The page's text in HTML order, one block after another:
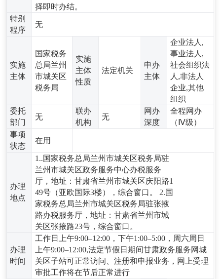
择即时办结。
特别
程序
无
实施
主体
国家税务
总局兰州
市城关区
税务局
实施
主体
性质
法定机关
申办
主体
企业法人,
事业法人,
社会组织法
人,非法人
企业,其他
组织
委托
部门
无
联办
机构
无
网办
深度
全程网办
（Ⅳ级）
事项
状态
在用
办理
地点
1..国家税务总局兰州市城关区税务局驻
兰州市城关区政务服务中心办税服务
厅，地址：甘肃省兰州市城关区庆阳路1
49号（亚欧国际3楼），综合窗口。 2.国
家税务总局兰州市城关区税务局驻张掖
路办税服务厅，地址：甘肃省兰州市城
关区张掖路23号，综合窗口。
办理
时间
工作日上午9:00–12:00，下午1:00–5:00，周六周日
上午9:00–12:00,法定节假日期间甘肃政务服务网城
关区子站可正常访问、注册和申报业务，网上受理
审批工作将在节后正常进行